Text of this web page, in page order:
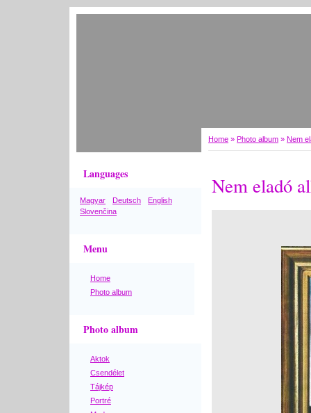
Languages
Magyar Deutsch
English
Slovenčina
Menu
Home
Photo album
Photo album
Aktok
Csendélet
Tájkép
Portré
Home » Photo album » Nem
Nem eladó